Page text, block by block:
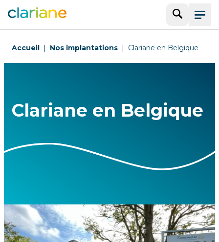
Menu
Accueil Nos implantations Clariane en Belgique
Clariane en Belgique